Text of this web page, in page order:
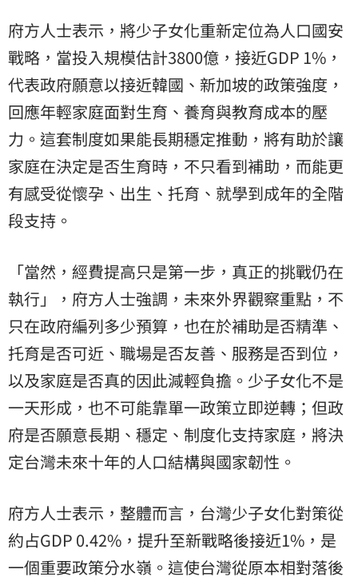
府方人士表示，將少子女化重新定位為人口國安
戰略，當投入規模估計3800億，接近GDP 1%，
代表政府願意以接近韓國、新加坡的政策強度，
回應年輕家庭面對生育、養育與教育成本的壓
力。這套制度如果能長期穩定推動，將有助於讓
家庭在決定是否生育時，不只看到補助，而能更
有感受從懷孕、出生、托育、就學到成年的全階
段支持。
「當然，經費提高只是第一步，真正的挑戰仍在
執行」，府方人士強調，未來外界觀察重點，不
只在政府編列多少預算，也在於補助是否精準、
托育是否可近、職場是否友善、服務是否到位，
以及家庭是否真的因此減輕負擔。少子女化不是
一天形成，也不可能靠單一政策立即逆轉；但政
府是否願意長期、穩定、制度化支持家庭，將決
定台灣未來十年的人口結構與國家韌性。
府方人士表示，整體而言，台灣少子女化對策從
約占GDP 0.42%，提升至新戰略後接近1%，是
一個重要政策分水嶺。這使台灣從原本相對落後